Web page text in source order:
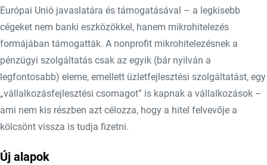
Európai Unió javaslatára és támogatásával – a legkisebb
cégeket nem banki eszközökkel, hanem mikrohitelezés
formájában támogatták. A nonprofit mikrohitelezésnek a
pénzügyi szolgáltatás csak az egyik (bár nyilván a
legfontosabb) eleme, emellett üzletfejlesztési szolgáltatást, egy
„vállalkozásfejlesztési csomagot” is kapnak a vállalkozások –
ami nem kis részben azt célozza, hogy a hitel felvevője a
kölcsönt vissza is tudja fizetni.
Új alapok